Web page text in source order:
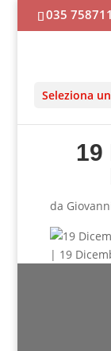
035 758711
Seleziona
19
da
| 19